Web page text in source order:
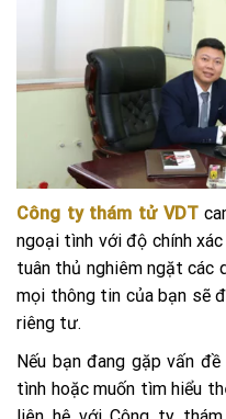
Công ty thám tử VDT
ngoại tình với độ chính
tuân thủ nghiêm ngặt các
mọi thông tin của bạn sẽ
riêng tư.
Nếu bạn đang gặp vấn
tình hoặc muốn tìm hiểu